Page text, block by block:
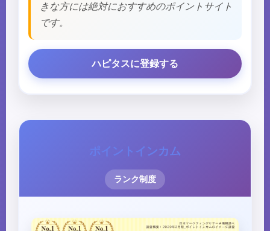
きな方には絶対におすすめのポイントサイト
です。
ハピタスに登録する
ポイントインカム
ランク制度